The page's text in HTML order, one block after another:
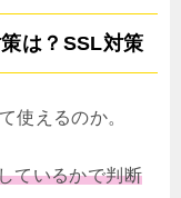
は？SSL対策
使えるのか。
ているかで判断